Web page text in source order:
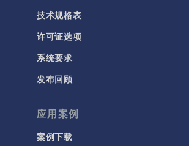
技术规格表
许可证选项
系统要求
发布回顾
应用案例
案例下载